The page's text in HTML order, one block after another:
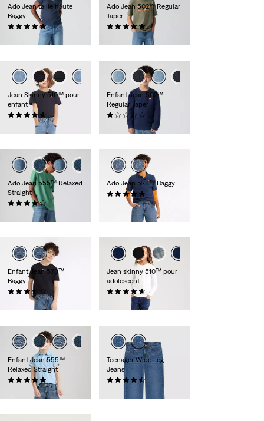
Ado Jean taille haute
Baggy
(5)
Ado Jean 502™ Regular
Taper
(2)
Jean Skinny 510™ pour
enfant
(31)
Enfant Jean 502™
Regular Taper
45,00 €
Ado Jean 555™ Relaxed
Straight
(6)
Ado Jean 578™ Baggy
(22)
50,00 €
Enfant Jean 578™
Baggy
45,00 €
Jean skinny 510™ pour
adolescent
(48)
Enfant Jean 555™
Relaxed Straight
Teenager Wide Leg
Jeans